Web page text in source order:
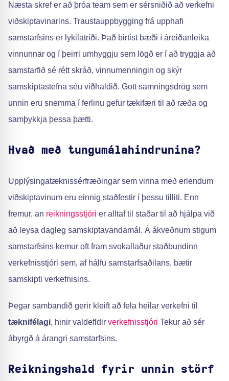
Næsta skref er að þróa team sem er sérsniðið að verkefni
viðskiptavinarins. Traustauppbygging frá upphafi
samstarfsins er lykilatriði. Það birtist bæði í áreiðanleika
vinnunnar og í þeirri umhyggju sem lögð er í að tryggja að
samstarfið sé rétt skráð, vinnumenningin og skýr
samskiptastefna séu viðhaldið. Gott samningsdrög sem
unnin eru snemma í ferlinu gefur tækifæri til að ræða og
samþykkja þessa þætti.
Hvað með tungumálahindrunina?
Upplýsingatæknissérfræðingar sem vinna með erlendum
viðskiptavinum eru einnig staðfestir í þessu tilliti. Enn
fremur, an reikningsstjóri er alltaf til staðar til að hjálpa við
að leysa dagleg samskiptavandamál. Á ákveðnum stigum
samstarfsins kemur oft fram svokallaður staðbundinn
verkefnisstjóri sem, af hálfu samstarfsaðilans, bætir
samskipti verkefnisins.
Þegar sambandið gerir kleift að fela heilar verkefni til
tæknifélagi, hinir valdefldir verkefnisstjóri Tekur að sér
ábyrgð á árangri samstarfsins.
Reikningshald fyrir unnin störf